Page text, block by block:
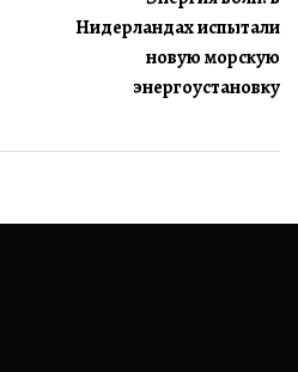
Нидерландах испытали
новую морскую
энергоустановку